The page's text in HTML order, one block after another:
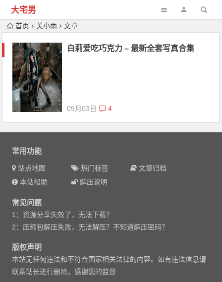
大宅男
首页 关小雨 文章
白莉爱吃巧克力 – 最新全套写真合集
09月03日 4
常用功能
站点地图 热门标签
文章归档
本站帮助
解压说明
常见问题
1：资源分享失效了，无法下载？
2：压缩包解压失败，无法解压？不知道解压密码？
版权声明
本站无任何违法和不符合国家相关法律的内容。如有违法信息请
联系站长进行删除。感谢您的监督